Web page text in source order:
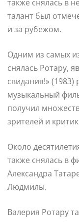
также снялась в
талант был
и за рубежом.
Одним из самых
снялась Ротару,
свидания!»
музыкальный
получил
зрителей и
Около
также снялась в
Александра
Людмилы.
Валерия Ротару